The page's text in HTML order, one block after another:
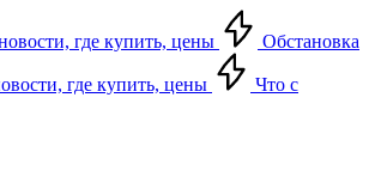
где купить, цены Обстановка
где купить, цены
Что с